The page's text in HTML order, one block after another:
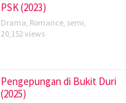
PSK (2023)
Drama, Romance, semi,
20,152 views
Pengepungan di Bukit Duri
(2025)